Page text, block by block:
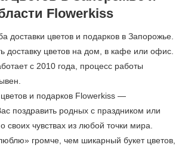
Flowerkiss
доставки цветов и подарков в Запорожье.
доставку цветов на дом, в кафе или офис.
с 2010 года, процесс работы
и подарков Flowerkiss —
поздравить родных с праздником или
своих чувствах из любой точки мира.
громче, чем шикарный букет цветов,